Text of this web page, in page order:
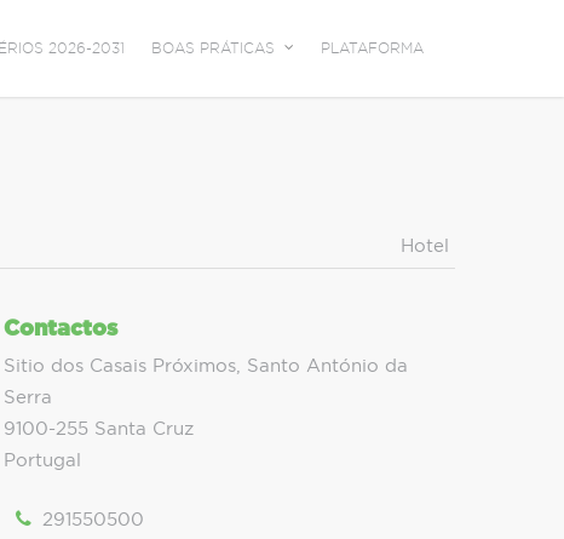
2026-2031 BOAS PRÁTICAS PLATAFORMA
Hotel
Contactos
Sitio dos Casais Próximos, Santo António da
Serra
9100-255 Santa Cruz
Portugal
291550500